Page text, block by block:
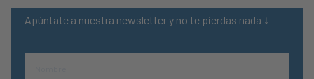
Apúntate a nuestra newsletter y no te pierdas nada ↓